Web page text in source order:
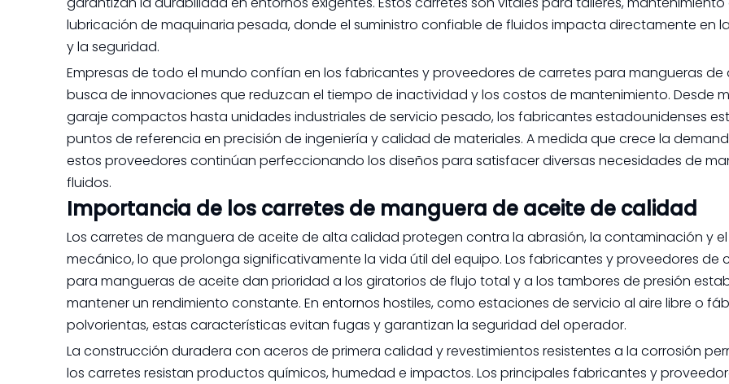
lubricación de maquinaria pesada, donde el suministro confiable de fluidos impacta directamente en
y la seguridad.
Empresas de todo el mundo confían en los fabricantes y proveedores de carretes para mangueras de
busca de innovaciones que reduzcan el tiempo de inactividad y los costos de mantenimiento. Desde
garaje compactos hasta unidades industriales de servicio pesado, los fabricantes estadounidenses
puntos de referencia en precisión de ingeniería y calidad de materiales. A medida que crece la
estos proveedores continúan perfeccionando los diseños para satisfacer diversas necesidades de
fluidos.
Importancia de los carretes de manguera de aceite de calidad
Los carretes de manguera de aceite de alta calidad protegen contra la abrasión, la contaminación y el
mecánico, lo que prolonga significativamente la vida útil del equipo. Los fabricantes y proveedores de
para mangueras de aceite dan prioridad a los giratorios de flujo total y a los tambores de presión
mantener un rendimiento constante. En entornos hostiles, como estaciones de servicio al aire libre o
polvorientas, estas características evitan fugas y garantizan la seguridad del operador.
La construcción duradera con aceros de primera calidad y revestimientos resistentes a la corrosión
los carretes resistan productos químicos, humedad e impactos. Los principales fabricantes y